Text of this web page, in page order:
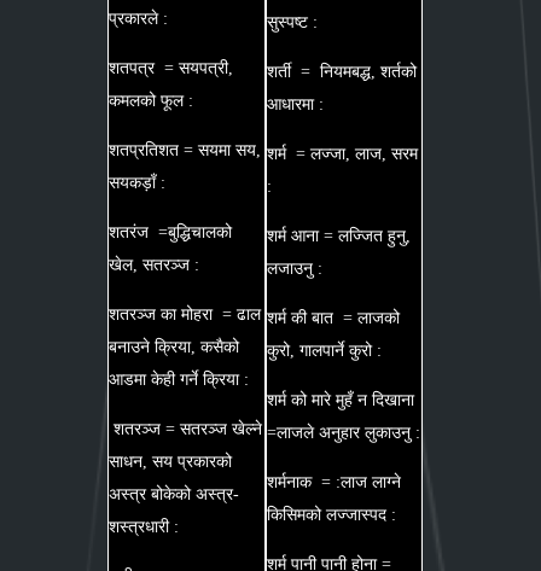
प्रकारले :
शतपत्र = सयपत्री,
कमलको फूल :
शतप्रतिशत = सयमा सय,
सयकड़ाँ :
शतरंज =बुद्धिचालको
खेल, सतरञ्ज :
शतरञ्ज का मोहरा = ढाल
बनाउने क्रिया, कसैको
आडमा केही गर्ने क्रिया :
शतरञ्ज = सतरञ्ज खेल्ने
साधन, सय प्रकारको
अस्त्र बोकेको अस्त्र-
शस्त्रधारी :
सुस्पष्ट :
शर्ती = नियमबद्ध, शर्तको
आधारमा :
शर्म = लज्जा, लाज, सरम
:
शर्म आना = लज्जित हुनु,
लजाउनु :
शर्म की बात = लाजको
कुरो, गालपार्ने कुरो :
शर्म को मारे मुहँ न दिखाना
=लाजले अनुहार लुकाउनु :
शर्मनाक = :लाज लाग्ने
किसिमको लज्जास्पद :
शर्म पानी पानी होना =